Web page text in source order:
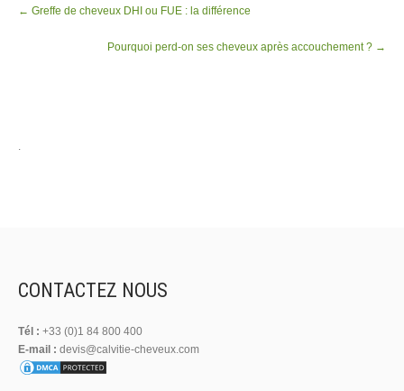
navigation
← Greffe de cheveux DHI ou FUE : la différence
Pourquoi perd-on ses cheveux après accouchement ? →
.
CONTACTEZ NOUS
Tél : +33 (0)1 84 800 400
E-mail : devis@calvitie-cheveux.com